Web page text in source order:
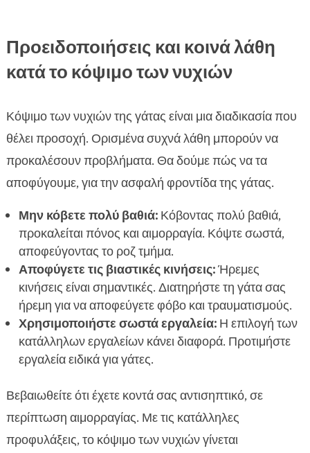
Προειδοποιήσεις και κοινά λάθη
κατά το κόψιμο των νυχιών
Κόψιμο των νυχιών της γάτας είναι μια διαδικασία που
θέλει προσοχή. Ορισμένα συχνά λάθη μπορούν να
προκαλέσουν προβλήματα. Θα δούμε πώς να τα
αποφύγουμε, για την ασφαλή φροντίδα της γάτας.
Μην κόβετε πολύ βαθιά:Κόβοντας πολύ βαθιά,
προκαλείται πόνος και αιμορραγία. Κόψτε σωστά,
αποφεύγοντας το ροζ τμήμα.
Αποφύγετε τις βιαστικές κινήσεις:Ήρεμες
κινήσεις είναι σημαντικές. Διατηρήστε τη γάτα σας
ήρεμη για να αποφεύγετε φόβο και τραυματισμούς.
Χρησιμοποιήστε σωστά εργαλεία:Η επιλογή των
κατάλληλων εργαλείων κάνει διαφορά. Προτιμήστε
εργαλεία ειδικά για γάτες.
Βεβαιωθείτε ότι έχετε κοντά σας αντισηπτικό, σε
περίπτωση αιμορραγίας. Με τις κατάλληλες
προφυλάξεις, το κόψιμο των νυχιών γίνεται